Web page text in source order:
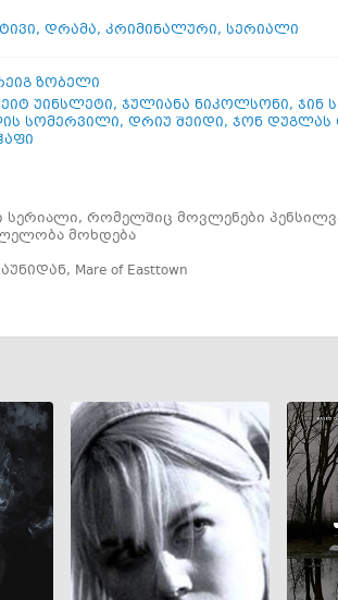
, დრამა, კრიმინალური, სერიალი
ზობელი
უინსლეტი, ჯულიანა ნიკოლსონი, ჯინ
სომერვილი, დრიუ შეიდი, ჯონ დუგლას
რომელშიც მოვლენები
მოხდება
, Mare of Easttown